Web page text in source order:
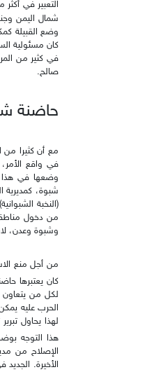
التعبير في
شمال اليمن
وضع القبيلة
كان مسئولية
في كثير من
صالح.
حاضنة
مع أن كثيرا من
في واقع
وضعها في هذا
شبوة، كمديرية
وشبوة وعدن،
من أجل منع
كان يعتبرها
لكل من يتعاون
الحرب عليه
لهذا يحاول
هذا التوجه
الإصلاح من
الأخيرة.